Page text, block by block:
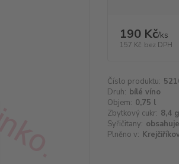
190 Kč/ks
157 Kč bez DPH
Číslo produktu:
Druh: bílé víno
Objem: 0,75 l
Zbytkový cukr: 8,4
Syřičitany: obsahuje
Plněno v: